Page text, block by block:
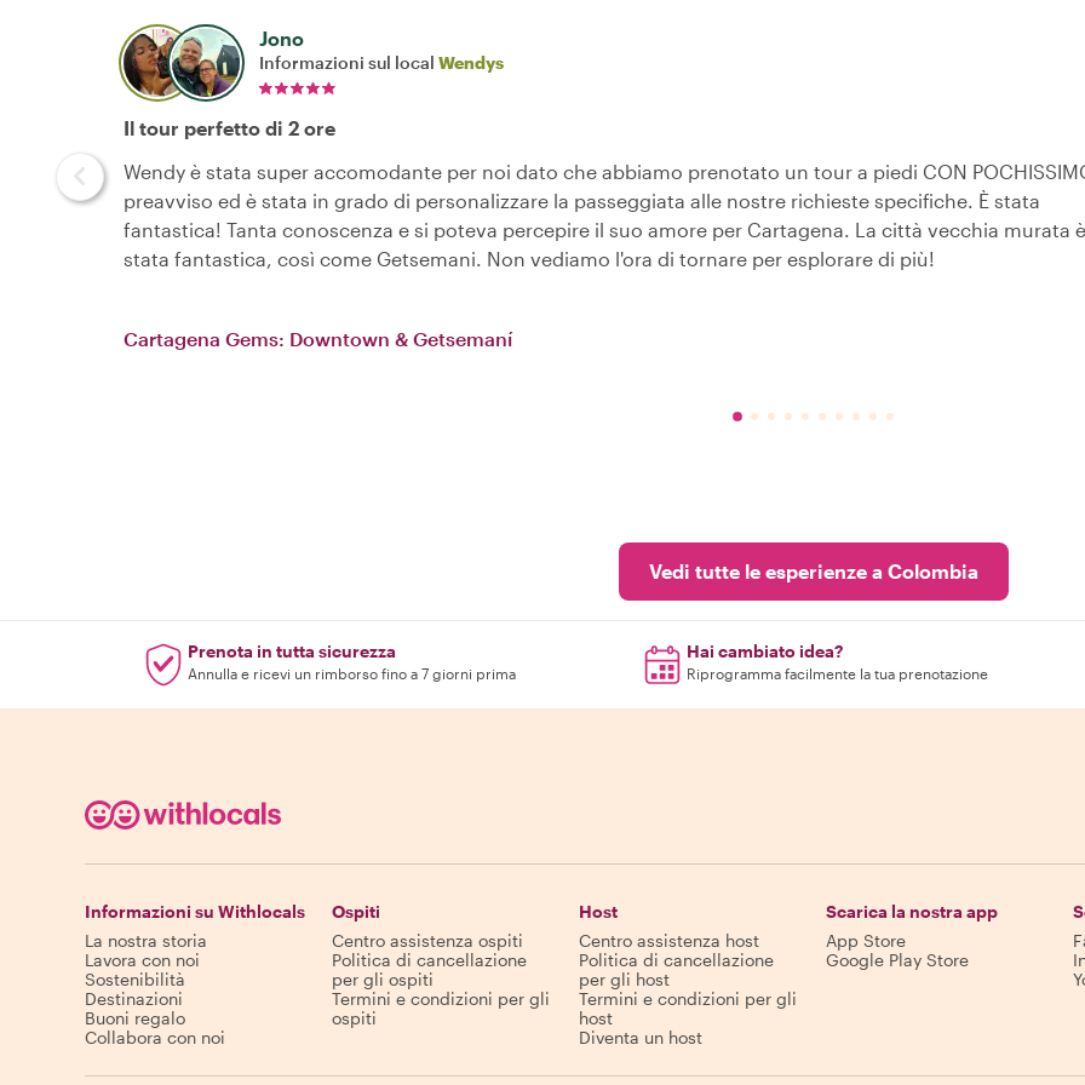
Jono
Informazioni sul local Wendys
Il tour perfetto di 2 ore
Wendy è stata super accomodante per noi dato che abbiamo prenotato un tour a piedi CON
preavviso ed è stata in grado di personalizzare la passeggiata alle nostre richieste specifiche. È stata
fantastica! Tanta conoscenza e si poteva percepire il suo amore per Cartagena. La città vecchia murata è
stata fantastica, così come Getsemani. Non vediamo l'ora di tornare per esplorare di più!
Cartagena Gems: Downtown & Getsemaní
Vedi tutte le esperienze a Colombia
Prenota in tutta sicurezza
Annulla e ricevi un rimborso fino a 7 giorni prima
Hai cambiato idea?
Riprogramma facilmente la tua prenotazione
Informazioni su Withlocals
La nostra storia
Lavora con noi
Sostenibilità
Destinazioni
Buoni regalo
Collabora con noi
Ospiti
Centro assistenza ospiti
Politica di cancellazione
per gli ospiti
Termini e condizioni per gli
ospiti
Host
Centro assistenza host
Politica di cancellazione
per gli host
Termini e condizioni per gli
host
Diventa un host
Scarica la nostra app
App Store
Google Play Store